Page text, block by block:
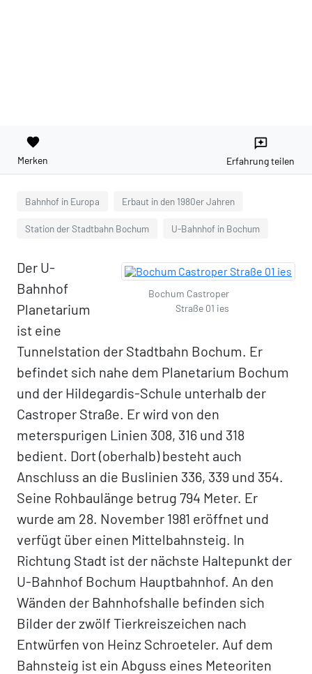
favorite
Merken
reviews
Erfahrung teilen
Bahnhof in Europa Erbaut in den 1980er Jahren
Station der Stadtbahn Bochum U-Bahnhof in Bochum
Bochum Castroper
Straße 01 ies
Der U-
Bahnhof
Planetarium
ist eine
Tunnelstation der Stadtbahn Bochum. Er
befindet sich nahe dem Planetarium Bochum
und der Hildegardis-Schule unterhalb der
Castroper Straße. Er wird von den
meterspurigen Linien 308, 316 und 318
bedient. Dort (oberhalb) besteht auch
Anschluss an die Buslinien 336, 339 und 354.
Seine Rohbaulänge betrug 794 Meter. Er
wurde am 28. November 1981 eröffnet und
verfügt über einen Mittelbahnsteig. In
Richtung Stadt ist der nächste Haltepunkt der
U-Bahnhof Bochum Hauptbahnhof. An den
Wänden der Bahnhofshalle befinden sich
Bilder der zwölf Tierkreiszeichen nach
Entwürfen von Heinz Schroeteler. Auf dem
Bahnsteig ist ein Abguss eines Meteoriten